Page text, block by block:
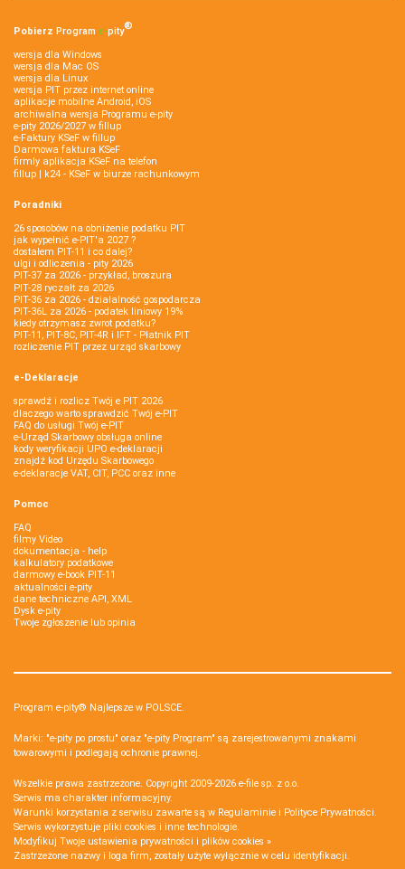
Pobierz Program e‑pity®
wersja dla Windows
wersja dla Mac OS
wersja dla Linux
wersja PIT przez internet online
aplikacje mobilne Android, iOS
archiwalna wersja Programu e-pity
e-pity 2026/2027 w fillup
e‑Faktury KSeF w fillup
Darmowa faktura KSeF
firmly aplikacja KSeF na telefon
fillup | k24 - KSeF w biurze rachunkowym
Poradniki
26 sposobów na obniżenie podatku PIT
jak wypełnić e-PIT'a 2027 ?
dostałem PIT-11 i co dalej?
ulgi i odliczenia - pity 2026
PIT-37 za 2026 - przykład, broszura
PIT-28 ryczałt za 2026
PIT-36 za 2026 - działalność gospodarcza
PIT-36L za 2026 - podatek liniowy 19%
kiedy otrzymasz zwrot podatku?
PIT-11, PIT-8C, PIT-4R i IFT - Płatnik PIT
rozliczenie PIT przez urząd skarbowy
e-Deklaracje
sprawdź i rozlicz Twój e PIT 2026
dlaczego warto sprawdzić Twój e-PIT
FAQ do usługi Twój e-PIT
e-Urząd Skarbowy obsługa online
kody weryfikacji UPO e-deklaracji
znajdź kod Urzędu Skarbowego
e-deklaracje VAT, CIT, PCC oraz inne
Pomoc
FAQ
filmy Video
dokumentacja - help
kalkulatory podatkowe
darmowy e-book PIT-11
aktualności e-pity
dane techniczne API, XML
Dysk e-pity
Twoje zgłoszenie lub opinia
Program e-pity® Najlepsze w POLSCE.
Marki: "e-pity po prostu" oraz "e-pity Program" są zarejestrowanymi znakami
towarowymi i podlegają ochronie prawnej.
Wszelkie prawa zastrzeżone. Copyright 2009-2026 e-file sp. z o.o.
Serwis ma charakter informacyjny.
Warunki korzystania z serwisu zawarte są w Regulaminie i Polityce Prywatności.
Serwis wykorzystuje pliki cookies i inne technologie.
Modyfikuj Twoje ustawienia prywatności i plików cookies »
Zastrzeżone nazwy i loga firm, zostały użyte wyłącznie w celu identyfikacji.